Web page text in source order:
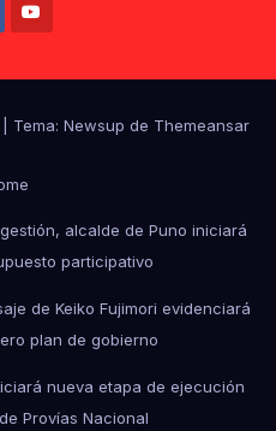
Tema: Newsup de Themeansar
alcalde de Puno iniciará
participativo
de Keiko Fujimori evidenciará
plan de gobierno
nueva etapa de ejecución
Provías Nacional